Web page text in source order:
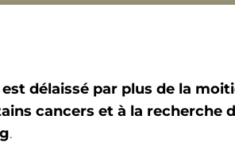
délaissé par plus de la
cancers et à la recherche
.